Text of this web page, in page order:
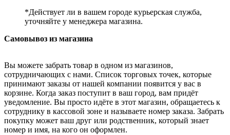
*Действует ли в вашем городе курьерская служба,
уточняйте у менеджера магазина.
Самовывоз из магазина
Вы можете забрать товар в одном из магазинов,
сотрудничающих с нами. Список торговых точек, которые
принимают заказы от нашей компании появится у вас в
корзине. Когда заказ поступит в ваш город, вам придёт
уведомление. Вы просто идёте в этот магазин, обращаетесь к
сотруднику в кассовой зоне и называете номер заказа. Забрать
покупку может ваш друг или родственник, который знает
номер и имя, на кого он оформлен.